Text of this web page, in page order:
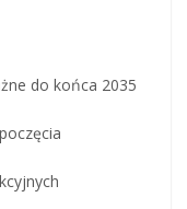
do końca 2035